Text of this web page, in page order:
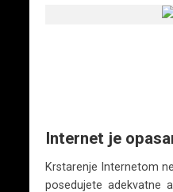
Internet je
Krstarenje Internetom
posedujete adekvatne